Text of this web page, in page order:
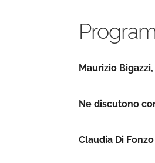
Maurizio Bigazzi,
Ne discutono
Claudia Di Fonzo